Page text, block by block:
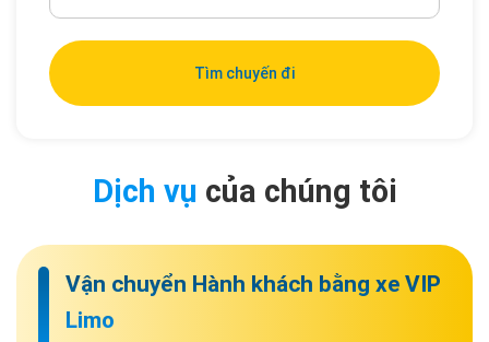
Tìm chuyến đi
Dịch vụ của chúng tôi
Vận chuyển Hành khách bằng xe VIP
Limo